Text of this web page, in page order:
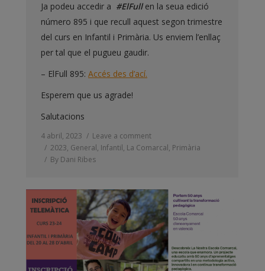
Ja podeu accedir a #ElFullen la seua edició
número 895 i que recull aquest segon trimestre
del curs en Infantil i Primària. Us enviem l’enllaç
per tal que el pugueu gaudir.
– ElFull 895: Accés des d’ací.
Esperem que us agrade!
Salutacions
4 abril, 2023
Leave a comment
2023, General, Infantil, La Comarcal, Primària
By Dani Ribes